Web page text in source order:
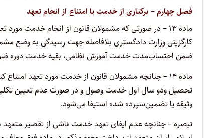
‌فصل چهارم – برکناری از خدمت یا امتناع از انجام تعهد
‌ماده ۱۳ – در صورتی که مشمولان قانون از انجام خدمت
کارگزینی‌ وزارت دادگستری بلافاصله جهت رسیدگی به وضع
ضمن احتساب‌مدت خدمت آموزش نظامی، بقیه خدمت دوره
تحصیل و‌دو سال اول خدمت وصول و در صورت عدم تعیین
وثیقه یا تضمین‌سپرده شده استیفا می‌شود.
‌تبصره – چنانچه عدم ایفای تعهد خدمت ناشی از تقصیر